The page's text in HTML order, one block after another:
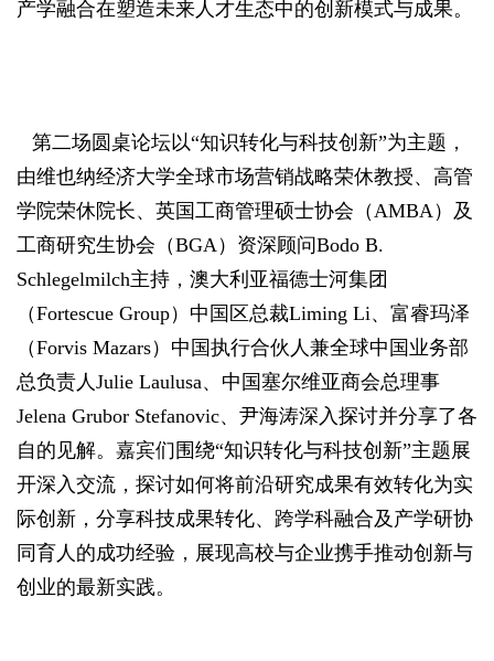
产学融合在塑造未来人才生态中的创新模式与成果。
第二场圆桌论坛以“知识转化与科技创新”为主题，
由维也纳经济大学全球市场营销战略荣休教授、高管
学院荣休院长、英国工商管理硕士协会（AMBA）及
工商研究生协会（BGA）资深顾问Bodo B.
Schlegelmilch主持，澳大利亚福德士河集团
（Fortescue Group）中国区总裁Liming Li、富睿玛泽
（Forvis Mazars）中国执行合伙人兼全球中国业务部
总负责人Julie Laulusa、中国塞尔维亚商会总理事
Jelena Grubor Stefanovic、尹海涛深入探讨并分享了各
自的见解。嘉宾们围绕“知识转化与科技创新”主题展
开深入交流，探讨如何将前沿研究成果有效转化为实
际创新，分享科技成果转化、跨学科融合及产学研协
同育人的成功经验，展现高校与企业携手推动创新与
创业的最新实践。